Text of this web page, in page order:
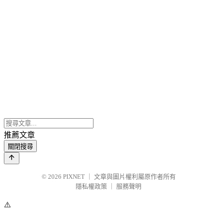
推薦文章
關閉搜尋
© 2026 PIXNET
文章與圖片權利屬原作者所有
隱私權政策
服務聲明
⚠️